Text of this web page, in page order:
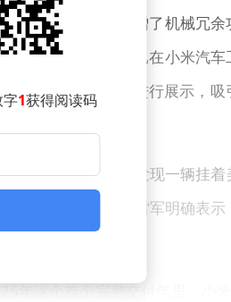
新国标要求，并新增了机械冗余
卡布里蓝实车已在小米汽车
武汉等地的Mall店进行展示，吸
应。此前，有网友发现一辆挂
场的猜测。对此，雷军明确表
买的对标车。
年这个首个完整交付年里，小
1获得阅读码